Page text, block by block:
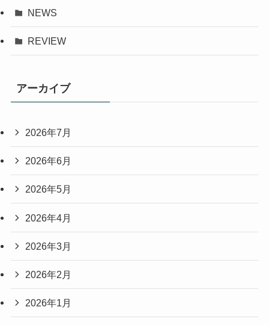
NEWS
REVIEW
アーカイブ
2026年7月
2026年6月
2026年5月
2026年4月
2026年3月
2026年2月
2026年1月